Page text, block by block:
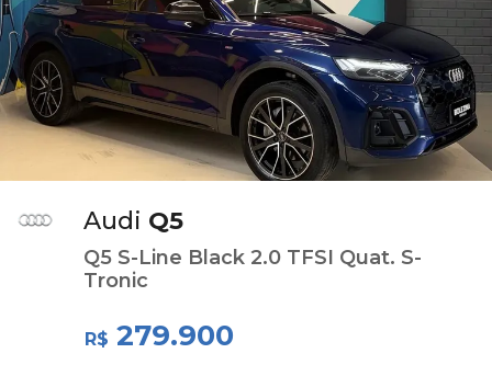
Audi Q5
Q5 S-Line Black 2.0 TFSI Quat. S-
Tronic
R$ 279.900